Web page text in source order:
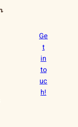
Ge
t
in
to
uc
h!